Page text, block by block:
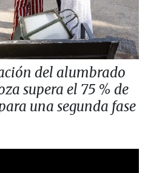
del alumbrado
supera el 75 % de
una segunda fase